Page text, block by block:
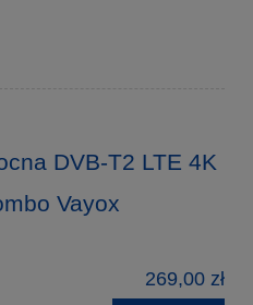
DVB-T2 LTE 4K
Vayox
269,00 zł